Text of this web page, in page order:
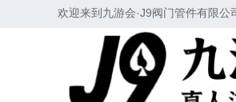
欢迎来到九游会·J9阀门管件有限